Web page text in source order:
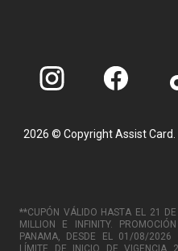
2026 © Copyright Assist
**CUPÓN VÁLIDO HASTA EL 21 DE
MILLION E INFINITY.
PANAMA, DESDE EL 01/08/
LÍMITE DE INICIO DE VIGENCIA